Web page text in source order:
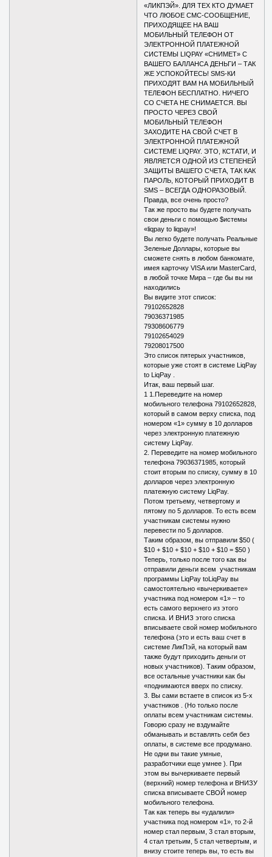
«ЛИКПЭЙ». ДЛЯ ТЕХ КТО ДУМАЕТ
ЧТО ЛЮБОЕ СМС-СООБЩЕНИЕ,
ПРИХОДЯЩЕЕ НА ВАШ
МОБИЛЬНЫЙ ТЕЛЕФОН ОТ
ЭЛЕКТРОННОЙ ПЛАТЕЖНОЙ
СИСТЕМЫ LIQPAY «СНИМЕТ» С
ВАШЕГО БАЛЛАНСА ДЕНЬГИ – ТАК
ЖЕ УСПОКОЙТЕСЬ! SMS-КИ
ПРИХОДЯТ ВАМ НА МОБИЛЬНЫЙ
ТЕЛЕФОН БЕСПЛАТНО. НИЧЕГО
СО СЧЕТА НЕ СНИМАЕТСЯ. ВЫ
ПРОСТО ЧЕРЕЗ СВОЙ
МОБИЛЬНЫЙ ТЕЛЕФОН
ЗАХОДИТЕ НА СВОЙ СЧЕТ В
ЭЛЕКТРОННОЙ ПЛАТЕЖНОЙ
СИСТЕМЕ LIQPAY. ЭТО, КСТАТИ, И
ЯВЛЯЕТСЯ ОДНОЙ ИЗ СТЕПЕНЕЙ
ЗАЩИТЫ ВАШЕГО СЧЕТА, ТАК КАК
ПАРОЛЬ, КОТОРЫЙ ПРИХОДИТ В
SMS – ВСЕГДА ОДНОРАЗОВЫЙ.
Правда, все очень просто?
Так же просто вы будете получать
свои деньги с помощью $истемы
«liqpay to liqpay»!
Вы легко будете получать Реальные
Зеленые Доллары, которые вы
сможете снять в любом банкомате,
имея карточку VISA или MasterCard,
в любой точке Мира – где бы вы ни
находились
Вы видите этот список:
79102652828
79036371985
79308606779
79102654029
79208017500
Это список пятерых участников,
которые уже стоят в системе LiqPay
to LiqPay .
Итак, ваш первый шаг.
1 1.Переведите на номер
мобильного телефона 79102652828,
который в самом верху списка, под
номером «1» сумму в 10 долларов
через электронную платежную
систему LiqPay.
2. Переведите на номер мобильного
телефона 79036371985, который
стоит вторым по списку, сумму в 10
долларов через электронную
платежную систему LiqPay.
Потом третьему, четвертому и
пятому по 5 долларов. То есть всем
участникам системы нужно
перевести по 5 долларов.
Таким образом, вы отправили $50 (
$10 + $10 + $10 + $10 + $10 = $50 )
Теперь, только после того как вы
отправили деньги всем участникам
программы LiqPay toLiqPay вы
самостоятельно «вычеркиваете»
участника под номером «1» – то
есть самого верхнего из этого
списка. И ВНИЗ этого списка
вписываете свой номер мобильного
телефона (это и есть ваш счет в
системе ЛикПэй, на который вам
также будут приходить деньги от
новых участников). Таким образом,
все остальные участники как бы
«поднимаются вверх по списку.
3. Вы сами встаете в список из 5-х
участников . (Но только после
оплаты всем участникам системы.
Говорю сразу не вздумайте
обманывать и вставлять себя без
оплаты, в системе все продумано.
Не одни вы такие умные,
разработчики еще умнее ). При
этом вы вычеркиваете первый
(верхний) номер телефона и ВНИЗУ
списка вписываете СВОЙ номер
мобильного телефона.
Так как теперь вы «удалили»
участника под номером «1», то 2-й
номер стал первым, 3 стал вторым,
4 стал третьим, 5 стал четвертым, и
внизу стоите теперь вы, то есть вы